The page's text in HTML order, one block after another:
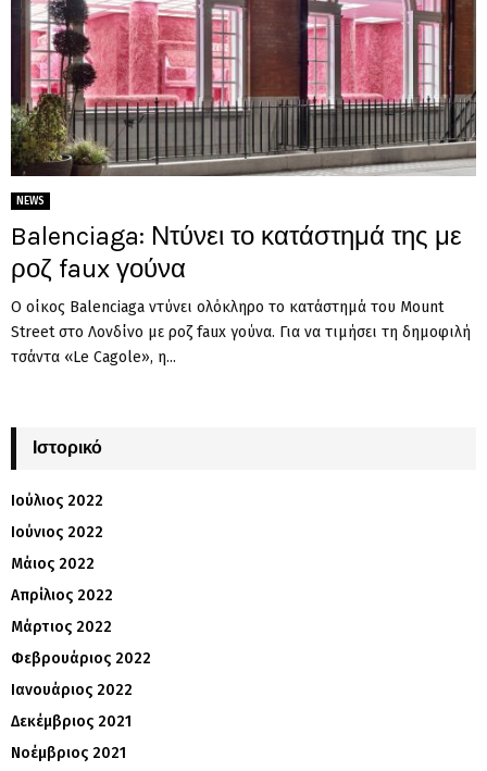
NEWS
Balenciaga: Ντύνει το κατάστημά της με
ροζ faux γούνα
Ο οίκος Balenciaga ντύνει ολόκληρο το κατάστημά του Mount
Street στο Λονδίνο με ροζ faux γούνα. Για να τιμήσει τη δημοφιλή
τσάντα «Le Cagole», η...
Ιστορικό
Ιούλιος 2022
Ιούνιος 2022
Μάιος 2022
Απρίλιος 2022
Μάρτιος 2022
Φεβρουάριος 2022
Ιανουάριος 2022
Δεκέμβριος 2021
Νοέμβριος 2021